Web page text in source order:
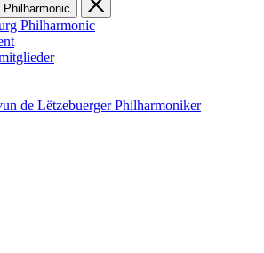
Philharmonic
Philharmonic
de Lëtzebuerger Philharmoniker